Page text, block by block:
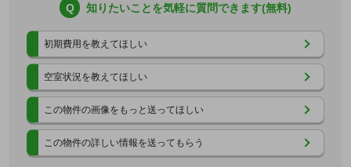
Q 知りたいことを気軽に質問できます(無料)
初期費用を教えてほしい
空室状況を教えてほしい
この物件の画像をもっと送ってほしい
この物件の詳しい情報を送ってもらう